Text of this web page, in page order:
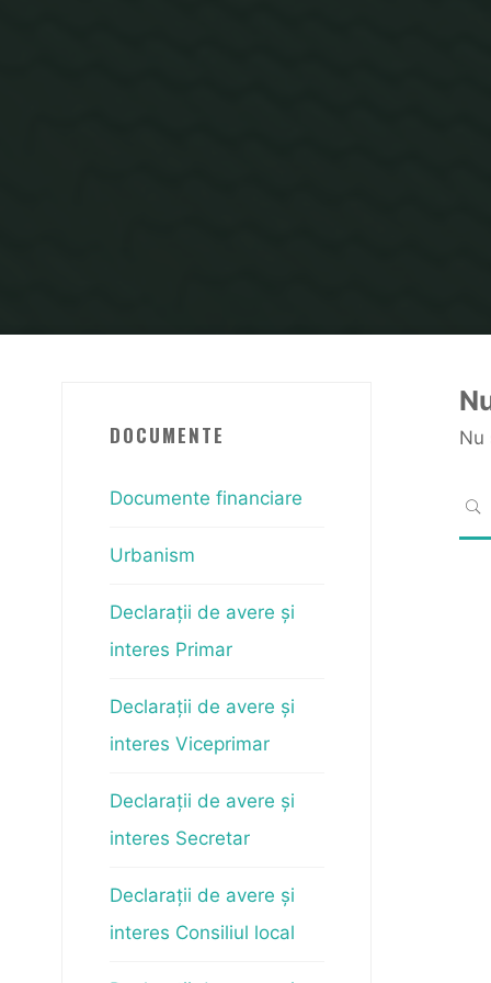
Nu
DOCUMENTE
Documente financiare
Urbanism
Declarații de avere și
interes Primar
Declarații de avere și
interes Viceprimar
Declarații de avere și
interes Secretar
Declarații de avere și
interes Consiliul local